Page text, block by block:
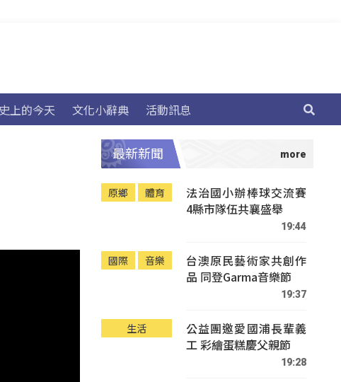
上的今天 文化小辭典 活動訊息
最新新聞
原鄉 體育
法治國小辦棒球交流賽
4縣市隊伍共襄盛舉
19:44
國際 音樂
台澳原民藝術家共創作
品 同登Garma音樂節
19:37
生活
公益團邀愛國浦長輩義
工 彩繪蛋糕慶父親節
19:28